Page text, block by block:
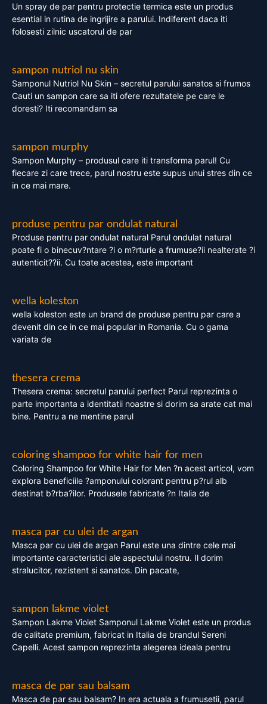
Un spray de par pentru protectie termica este un produs
esential in rutina de ingrijire a parului. Indiferent daca iti
folosesti zilnic uscatorul de par
sampon nutriol nu skin
Samponul Nutriol Nu Skin – secretul parului sanatos si frumos
Cauti un sampon care sa iti ofere rezultatele pe care le
doresti? Iti recomandam sa
sampon murphy
Sampon Murphy – produsul care iti transforma parul! Cu
fiecare zi care trece, parul nostru este supus unui stres din ce
in ce mai mare.
produse pentru par ondulat natural
Produse pentru par ondulat natural Parul ondulat natural
poate fi o binecuv?ntare ?i o m?rturie a frumuse?ii nealterate ?i
autenticit??ii. Cu toate acestea, este important
wella koleston
wella koleston este un brand de produse pentru par care a
devenit din ce in ce mai popular in Romania. Cu o gama
variata de
thesera crema
Thesera crema: secretul parului perfect Parul reprezinta o
parte importanta a identitatii noastre si dorim sa arate cat mai
bine. Pentru a ne mentine parul
coloring shampoo for white hair for men
Coloring Shampoo for White Hair for Men ?n acest articol, vom
explora beneficiile ?amponului colorant pentru p?rul alb
destinat b?rba?ilor. Produsele fabricate ?n Italia de
masca par cu ulei de argan
Masca par cu ulei de argan Parul este una dintre cele mai
importante caracteristici ale aspectului nostru. Il dorim
stralucitor, rezistent si sanatos. Din pacate,
sampon lakme violet
Sampon Lakme Violet Samponul Lakme Violet este un produs
de calitate premium, fabricat in Italia de brandul Sereni
Capelli. Acest sampon reprezinta alegerea ideala pentru
masca de par sau balsam
Masca de par sau balsam? In era actuala a frumusetii, parul